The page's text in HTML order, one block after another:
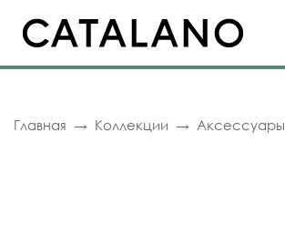
Главная Коллекции Аксессуары